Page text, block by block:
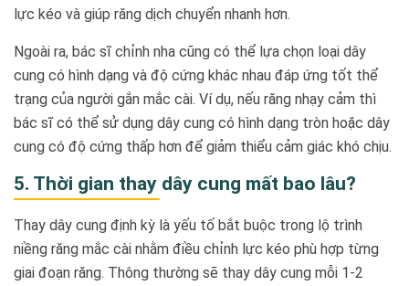
lực kéo và giúp răng dịch chuyển nhanh hơn.
Ngoài ra, bác sĩ chỉnh nha cũng có thể lựa chọn loại dây
cung có hình dạng và độ cứng khác nhau đáp ứng tốt thể
trạng của người gắn mắc cài. Ví dụ, nếu răng nhạy cảm thì
bác sĩ có thể sử dụng dây cung có hình dạng tròn hoặc dây
cung có độ cứng thấp hơn để giảm thiểu cảm giác khó chịu.
5. Thời gian thay dây cung mất bao lâu?
Thay dây cung định kỳ là yếu tố bắt buộc trong lộ trình
niềng răng mắc cài nhằm điều chỉnh lực kéo phù hợp từng
giai đoạn răng. Thông thường sẽ thay dây cung mỗi 1-2